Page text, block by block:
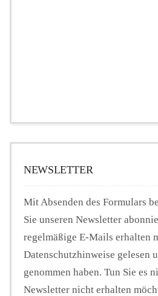
NEWSLETTER
Mit Absenden des Formulars
Sie unseren Newsletter
regelmäßige E-Mails erhalten
Datenschutzhinweise gelesen
genommen haben. Tun Sie es
Newsletter nicht erhalten